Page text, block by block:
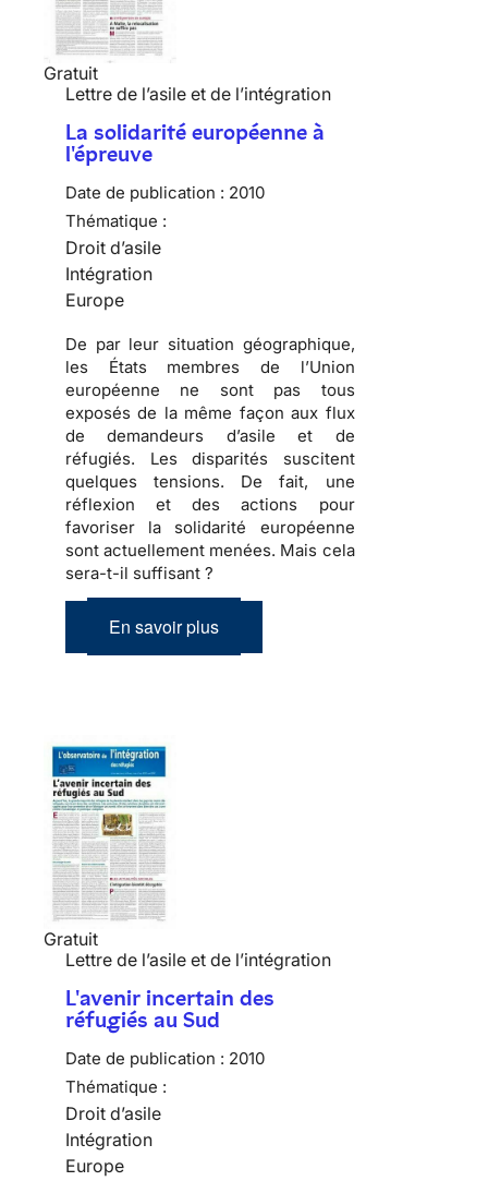
Gratuit
Lettre de l’asile et de l’intégration
La solidarité européenne à
l'épreuve
Date de publication : 2010
Thématique :
Droit d’asile
Intégration
Europe
De par leur situation géographique,
les États membres de l’Union
européenne ne sont pas tous
exposés de la même façon aux flux
de demandeurs d’asile et de
réfugiés. Les disparités suscitent
quelques tensions. De fait, une
réflexion et des actions pour
favoriser la solidarité européenne
sont actuellement menées. Mais cela
sera-t-il suffisant ?
En savoir plus
Gratuit
Lettre de l’asile et de l’intégration
L'avenir incertain des
réfugiés au Sud
Date de publication : 2010
Thématique :
Droit d’asile
Intégration
Europe